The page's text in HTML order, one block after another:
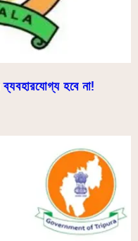
হবে না!